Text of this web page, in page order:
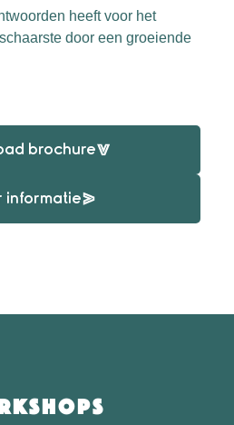
heeft voor het
door een groeiende
brochure
informatie